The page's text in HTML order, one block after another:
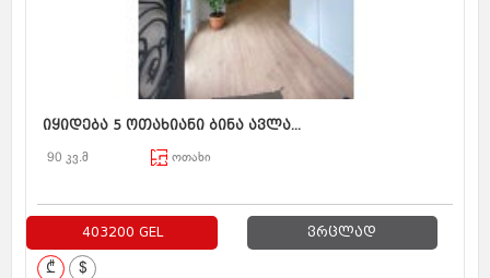
იყიდება 5 ოთახიანი ბინა ავლა...
90 კვ.მ ოთახი
403200 GEL ვრცლად
₾ $